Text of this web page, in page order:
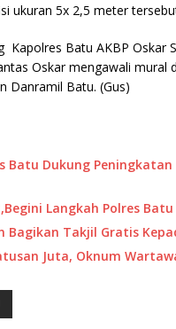
ukuran 5x 2,5 meter
Kapolres Batu AKBP Oskar
Oskar mengawali
Danramil Batu. (Gus)
Batu Dukung
Langkah Polres Batu
Bagikan Takjil Gratis
Juta, Oknum